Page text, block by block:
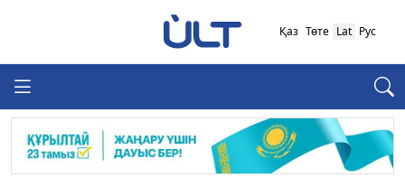
Қаз Төте Lat Рус